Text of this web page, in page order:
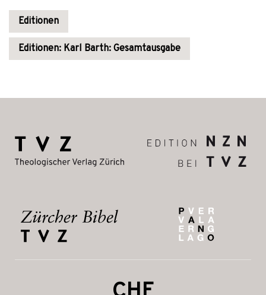
Editionen
Editionen: Karl Barth: Gesamtausgabe